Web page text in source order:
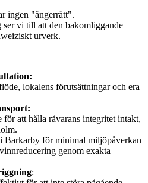
ingen "ångerrätt".
ser vi till att den bakomliggande
urverk.
lokalens förutsättningar och era
för att hålla råvarans integritet intakt,
Barkarby för minimal miljöpåverkan
genom exakta
: